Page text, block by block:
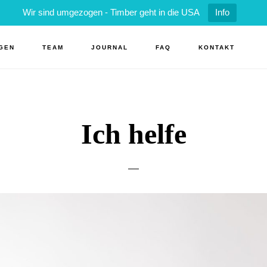
Wir sind umgezogen - Timber geht in die USA Info
TEAM JOURNAL FAQ KONTAKT
Ich helfe